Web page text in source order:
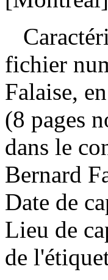
fichier
Falaise,
(8 pages
dans le
Bernard
Date de
Lieu de
de